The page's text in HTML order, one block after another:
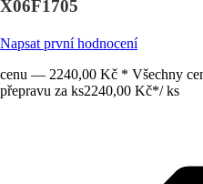
X06F1705
Napsat první hodnocení
cenu — 2240,00 Kč * Všechny
přepravu za ks2240,00 Kč*/ ks